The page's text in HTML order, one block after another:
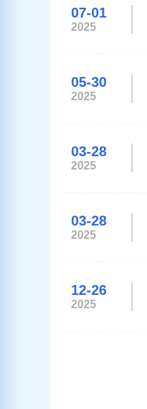
07-01
2025
05-30
2025
03-28
2025
03-28
2025
12-26
2025